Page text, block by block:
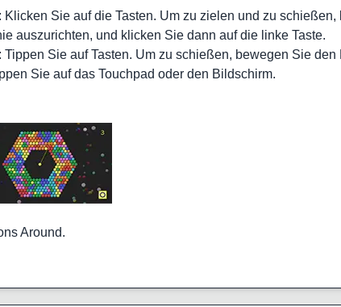
Klicken Sie auf die Tasten. Um zu zielen und zu
auszurichten, und klicken Sie dann auf die linke Taste.
Tippen Sie auf Tasten. Um zu schießen, bewegen Sie
Sie auf das Touchpad oder den Bildschirm.
Around.